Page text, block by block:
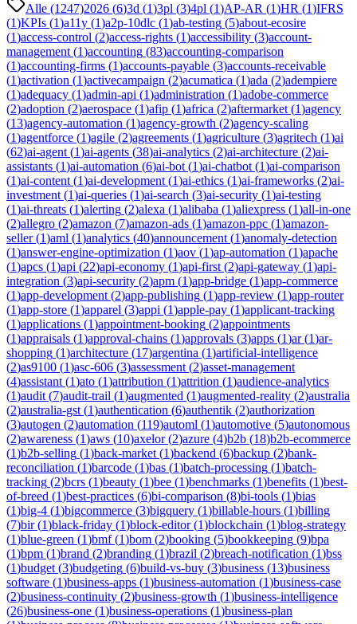
Alle (1247)2026 (6)3d (1)3pl (3)4pl (1)AP-AR (1)HR (1)IFRS
(1)KPIs (1)a11y (1)a2p-10dlc (1)ab-testing (5)about-ecosire
(1)access-control (2)access-rights (1)accessibility (3)account-
management (1)accounting (83)accounting-comparison
(1)accounting-firms (1)accounts-payable (3)accounts-receivable
(1)activation (1)activecampaign (2)acumatica (1)ada (2)adempiere
(1)adequacy (1)admin-api (1)administration (1)adobe-commerce
(2)adoption (2)aerospace (1)afip (1)africa (2)aftermarket (1)agency
(13)agency-automation (1)agency-growth (2)agency-scaling
(1)agentforce (1)agile (2)agreements (1)agriculture (3)agritech (1)ai
(62)ai-agent (1)ai-agents (38)ai-analytics (2)ai-architecture (2)ai-
assistants (1)ai-automation (6)ai-bot (1)ai-chatbot (1)ai-comparison
(1)ai-content (1)ai-development (1)ai-ethics (1)ai-frameworks (2)ai-
investment (1)ai-queries (1)ai-search (3)ai-security (1)ai-testing
(1)ai-threats (1)alerting (2)alexa (1)alibaba (1)aliexpress (1)all-in-one
(2)allegro (2)amazon (7)amazon-ads (1)amazon-ppc (1)amazon-
seller(1)aml (1)analytics (40)announcement (1)anomaly-detection
(1)answer-engine-optimization (1)aov (1)ap-automation (1)apache
(1)apcs (1)api (22)api-economy (1)api-first (2)api-gateway (1)api-
integration (3)api-security (2)apm (1)app-bridge (1)app-commerce
(1)app-development (2)app-publishing (1)app-review (1)app-router
(1)app-store (1)apparel (3)appi (1)apple-pay (1)applicant-tracking
(1)applications (1)appointment-booking (2)appointments
(1)appraisals (1)approval-chains (1)approvals (3)apps (1)ar(1)ar-
shopping (1)architecture (17)argentina (1)artificial-intelligence
(2)as9100 (1)asc-606 (3)assessment (2)asset-management
(4)assistant (1)ato (1)attribution (1)attrition (1)audience-analytics
(1)audit (7)audit-trail (1)augmented (1)augmented-reality (2)australia
(2)australia-gst (1)authentication (6)authentik (2)authorization
(3)autogen (2)automation (119)automl (1)automotive (5)autonomous
(2)awareness (1)aws (10)axelor(2)azure (4)b2b (18)b2b-ecommerce
(1)b2b-selling (1)back-market (1)backend (6)backup (2)bank-
reconciliation (1)barcode (1)bas (1)batch-processing (1)batch-
tracking (2)bcrs (1)beauty (1)bee (1)benchmarks (1)benefits (1)best-
of-breed (1)best-practices (6)bi-comparison (8)bi-tools (1)bias
(1)big-4 (1)bigcommerce (3)bigquery (1)billable-hours (1)billing
(7)bir(1)black-friday (1)block-editor(1)blockchain (1)blog-strategy
(1)blue-green (1)bmf(1)bom (2)booking (5)bookkeeping (9)bpa
(1)bpm (1)brand (2)branding (1)brazil (2)breach-notification (1)bss
(1)budget (3)budgeting (6)build-vs-buy (3)business (13)business
software (1)business-apps (1)business-automation (1)business-case
(2)business-continuity (2)business-growth (1)business-intelligence
(26)business-one (1)business-operations (1)business-plan